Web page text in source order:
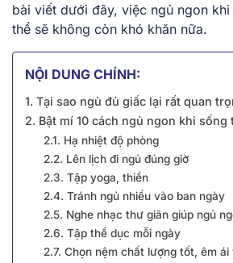
bài viết dưới đây, việc ngủ ngon
thể sẽ không còn khó khăn nữa.
NỘI DUNG CHÍNH:
1. Tại sao ngủ đủ giấc lại rất quan
2. Bật mí 10 cách ngủ ngon khi
2.1. Hạ nhiệt độ phòng
2.2. Lên lịch đi ngủ đúng giờ
2.3. Tập yoga, thiền
2.4. Tránh ngủ nhiều vào ban ngày
2.5. Nghe nhạc thư giãn giúp ngủ
2.6. Tập thể dục mỗi ngày
2.7. Chọn nệm chất lượng tốt, êm ái